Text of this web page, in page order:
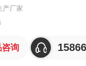
产厂家
询